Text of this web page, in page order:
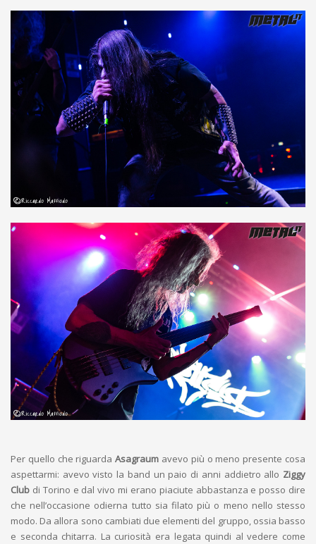
Per quello che riguardaAsagraum avevo più o meno presente cosa
aspettarmi: avevo visto la band un paio di anni addietro allo Ziggy
Club di Torino e dal vivo mi erano piaciute abbastanza e posso dire
che nell’occasione odierna tutto sia filato più o meno nello stesso
modo. Da allora sono cambiati due elementi del gruppo, ossia basso
e seconda chitarra. La curiosità era legata quindi al vedere come